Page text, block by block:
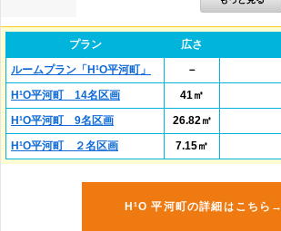
プラン
広さ
ルームプラン「H¹O平河町」
－
H¹O平河町 14名区画
41㎡
H¹O平河町 9名区画
26.82㎡
H¹O平河町 ２名区画
7.15㎡
H¹O 平河町の詳細はこちら→